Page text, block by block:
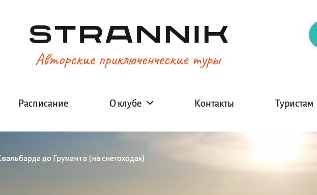
Расписание О клубе Контакты Туристам
до Груманта (на снегоходах)
до Груманта (на снегоходах)